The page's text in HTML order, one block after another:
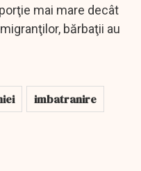
mai mare decât
bărbaţii au
imbatranire